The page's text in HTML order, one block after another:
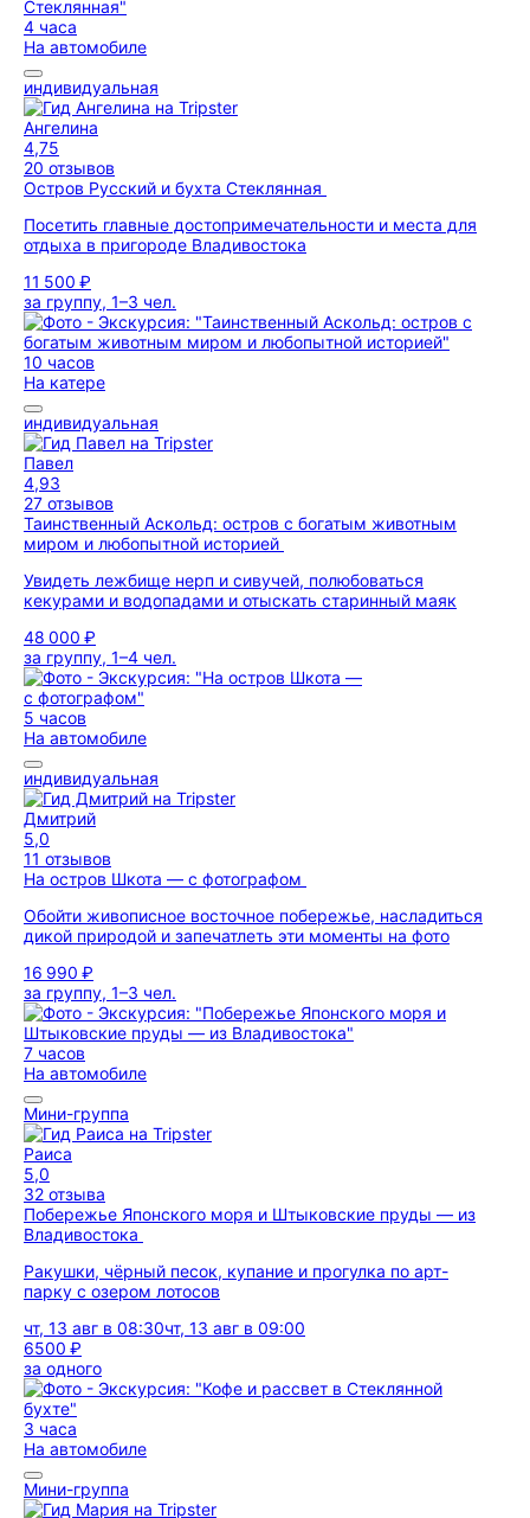
4 часа
На автомобиле
индивидуальная
Ангелина
4,75
20 отзывов
Остров Русский и бухта Стеклянная
Посетить главные достопримечательности и места для
отдыха в пригороде Владивостока
11 500 ₽
за группу, 1–3 чел.
10 часов
На катере
индивидуальная
Павел
4,93
27 отзывов
Таинственный Аскольд: остров с богатым животным
миром и любопытной историей
Увидеть лежбище нерп и сивучей, полюбоваться
кекурами и водопадами и отыскать старинный маяк
48 000 ₽
за группу, 1–4 чел.
5 часов
На автомобиле
индивидуальная
Дмитрий
5,0
11 отзывов
На остров Шкота — с фотографом
Обойти живописное восточное побережье, насладиться
дикой природой и запечатлеть эти моменты на фото
16 990 ₽
за группу, 1–3 чел.
7 часов
На автомобиле
Мини-группа
Раиса
5,0
32 отзыва
Побережье Японского моря и Штыковские пруды — из
Владивостока
Ракушки, чёрный песок, купание и прогулка по арт-
парку с озером лотосов
чт, 13 авг в 08:30чт, 13 авг в 09:00
6500 ₽
за одного
3 часа
На автомобиле
Мини-группа